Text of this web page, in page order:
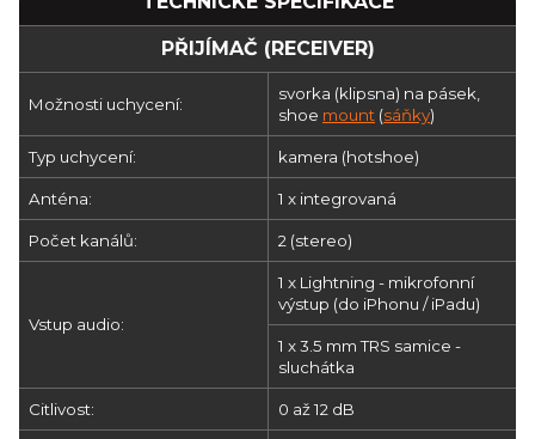
PŘIJÍMAČ (RECEIVER)
Možnosti uchycení:
svorka (klipsna) na pásek,
shoe mount (sáňky)
Typ uchycení: kamera (hotshoe)
Anténa: 1 x integrovaná
Počet kanálů: 2 (stereo)
Vstup audio:
1 x Lightning - mikrofonní
výstup (do iPhonu / iPadu)
1 x 3.5 mm TRS samice -
sluchátka
Citlivost: 0 až 12 dB